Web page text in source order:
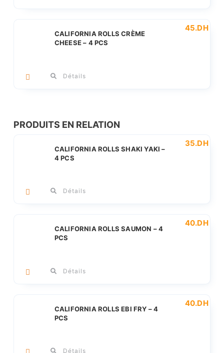
CALIFORNIA ROLLS CRÈME
CHEESE – 4 PCS
45.DH
Détails
PRODUITS EN RELATION
CALIFORNIA ROLLS SHAKI YAKI –
4 PCS
35.DH
Détails
CALIFORNIA ROLLS SAUMON – 4
PCS
40.DH
Détails
CALIFORNIA ROLLS EBI FRY – 4
PCS
40.DH
Détails